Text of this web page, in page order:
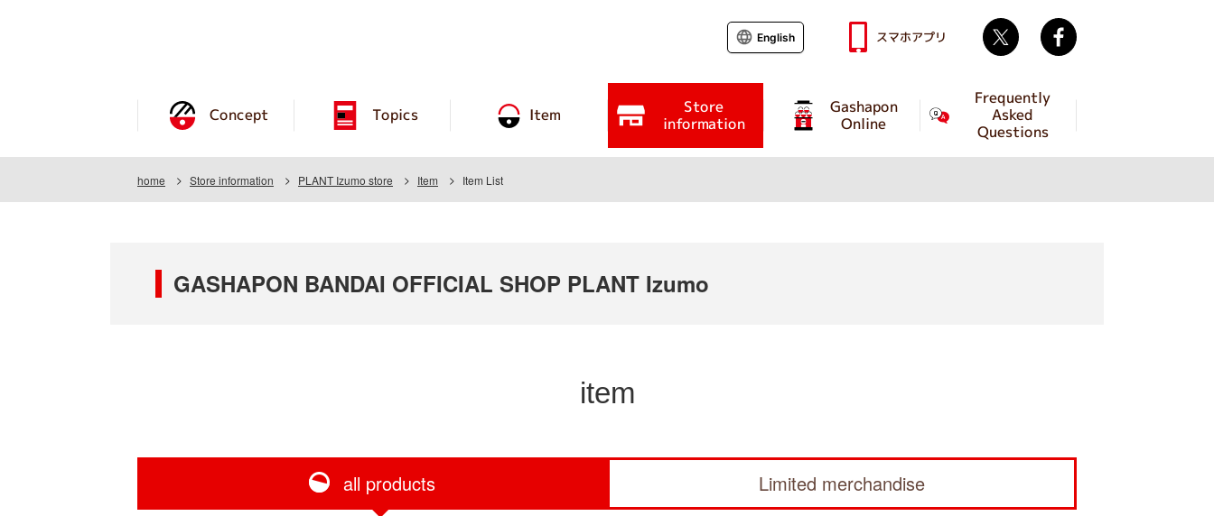
Concept Topics Item Store
information
Gashapon
Online
Frequently
Asked
Questions
English スマホアプリ Twitter
home Store information PLANT Izumo store Item Item List
GASHAPON BANDAI OFFICIAL SHOP PLANT Izumo
item
all products Limited merchandise